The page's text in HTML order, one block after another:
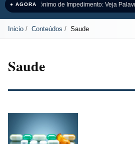
● AGORASinônimo de Impedimento: Veja
Inicio Conteúdos Saude
Saude